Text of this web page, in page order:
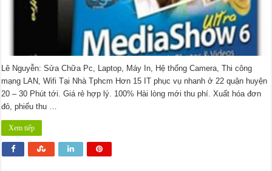
Lê Nguyễn: Sửa Chữa Pc, Laptop, Máy In, Hệ thống Camera, Thi công
mạng LAN, Wifi Tại Nhà Tphcm Hơn 15 IT phục vụ nhanh ở 22 quận huyện
20 – 30 Phút tới. Giá rẻ hợp lý. 100% Hài lòng mới thu phí. Xuất hóa đơn
đỏ, phiếu thu …
Xem tiếp